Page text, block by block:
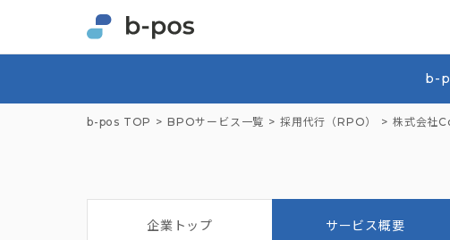
b-
b-pos TOP BPOサービス一覧 採用代行（RPO） 株式会社
企業トップ サービス概要